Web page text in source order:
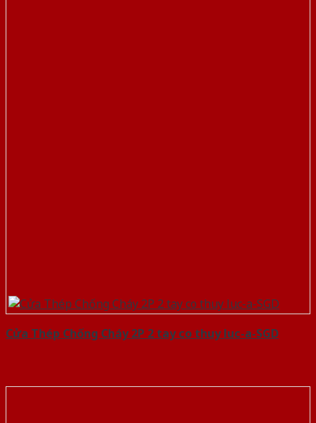
Cửa Thép Chống Cháy 2P 2 tay co thuy luc-a-SGD